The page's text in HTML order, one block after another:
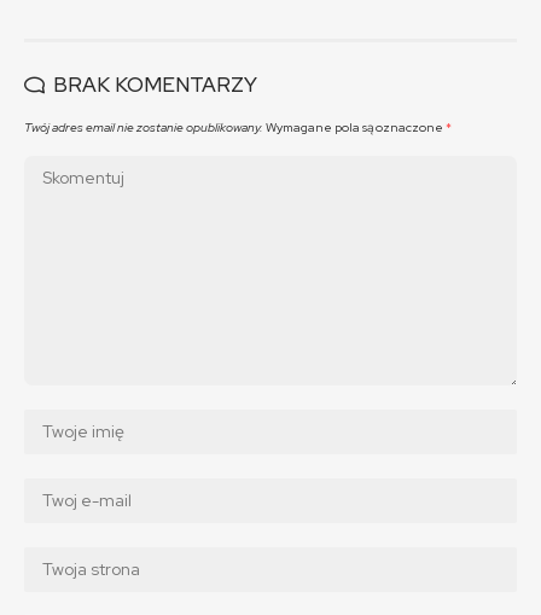
BRAK KOMENTARZY
Twój adres email nie zostanie opublikowany. Wymagane pola są oznaczone *